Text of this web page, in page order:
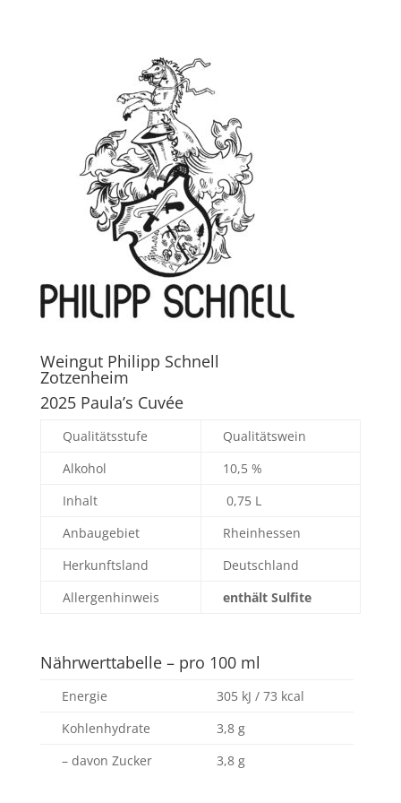
Weingut Philipp Schnell
Zotzenheim
2025 Paula’s Cuvée
Qualitätsstufe
Qualitätswein
Alkohol
10,5 %
Inhalt
0,75 L
Anbaugebiet
Rheinhessen
Herkunftsland
Deutschland
Allergenhinweis
enthält Sulfite
Nährwerttabelle – pro 100 ml
Energie
305 kJ / 73 kcal
Kohlenhydrate
3,8 g
– davon Zucker
3,8 g